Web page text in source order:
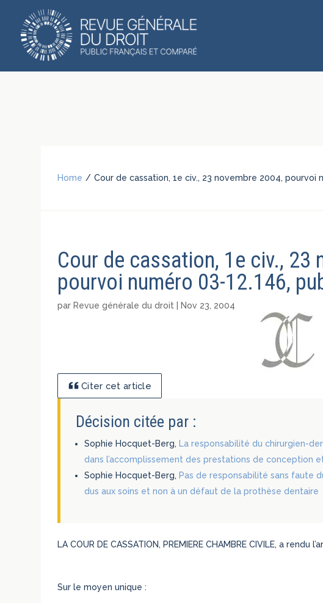
Home / Cour de cassation, 1e civ., 23 novembre 2004, pourvoi
Cour de cassation, 1e civ., 23
pourvoi numéro 03-12.146,
parRevue générale du droit |Nov 23, 2004
Citer cet article
Décision citée par :
Sophie Hocquet-Berg, La responsabilité du chirurgien-
dans l’accomplissement des prestations de conception
Sophie Hocquet-Berg, Pas de responsabilité sans faute
dus aux soins et non à un défaut de la prothèse dentaire
LA COUR DE CASSATION, PREMIERE CHAMBRE CIVILE, a rendu
Sur le moyen unique :